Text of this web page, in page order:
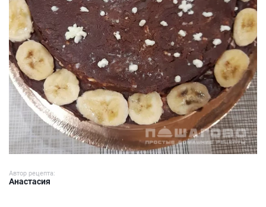
Автор рецепта:
Анастасия